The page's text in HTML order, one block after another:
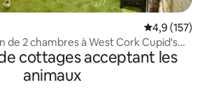
Évaluation
4,9 (157)
de 2 chambres à West Cork Cupid's
cottages acceptant les
animaux